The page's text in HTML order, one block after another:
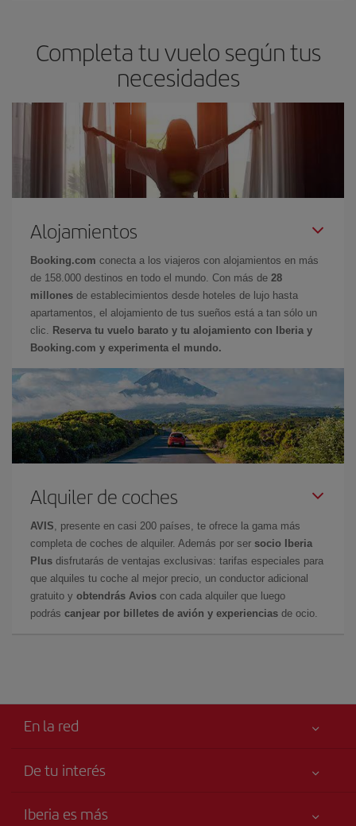
Completa tu vuelo según tus
necesidades
Alojamientos
Booking.com conecta a los viajeros con alojamientos en más
de 158.000 destinos en todo el mundo. Con más de 28
millones de establecimientos desde hoteles de lujo hasta
apartamentos, el alojamiento de tus sueños está a tan sólo un
clic.
Reserva tu vuelo barato y tu alojamiento con Iberia y
Booking.com y experimenta el mundo.
Alquiler de coches
AVIS , presente en casi 200 países, te ofrece la gama más
completa de coches de alquiler. Además por ser socio Iberia
Plus disfrutarás de ventajas exclusivas: tarifas especiales para
que alquiles tu coche al mejor precio, un conductor adicional
gratuito y obtendrás Avios con cada alquiler que luego
podrás canjear por billetes de avión y experiencias de ocio.
En la red
De tu interés
Accesibilidad
Iberia es más